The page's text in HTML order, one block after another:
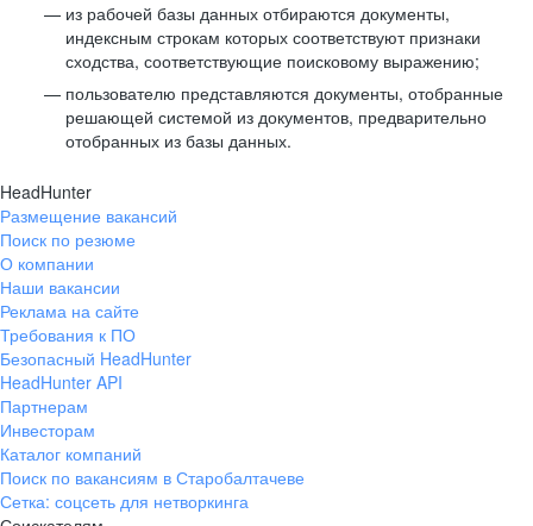
из рабочей базы данных отбираются документы,
индексным строкам которых соответствуют признаки
сходства, соответствующие поисковому выражению;
пользователю представляются документы, отобранные
решающей системой из документов, предварительно
отобранных из базы данных.
HeadHunter
Размещение вакансий
Поиск по резюме
О компании
Наши вакансии
Реклама на сайте
Требования к ПО
Безопасный HeadHunter
HeadHunter API
Партнерам
Инвесторам
Каталог компаний
Поиск по вакансиям в Старобалтачеве
Сетка: соцсеть для нетворкинга